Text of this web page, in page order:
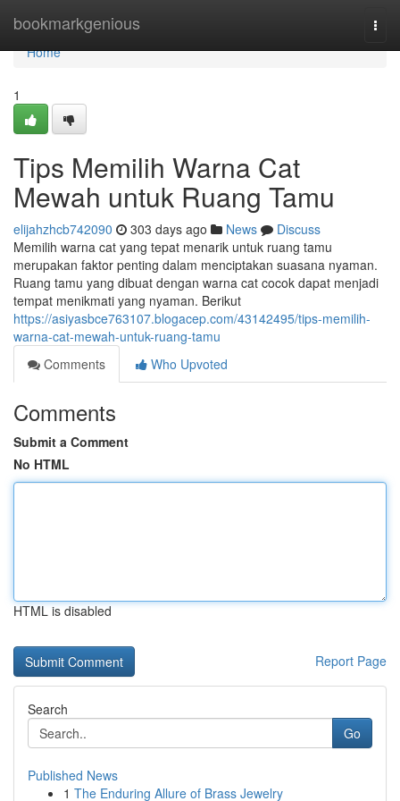
bookmarkgenious
Home
Home
1
Tips Memilih Warna Cat
Mewah untuk Ruang Tamu
elijahzhcb742090 303 days ago News
Discuss
Memilih warna cat yang tepat menarik untuk ruang tamu
merupakan faktor penting dalam menciptakan suasana nyaman.
Ruang tamu yang dibuat dengan warna cat cocok dapat menjadi
tempat menikmati yang nyaman. Berikut
https://asiyasbce763107.blogacep.com/43142495/tips-memilih-
warna-cat-mewah-untuk-ruang-tamu
Comments
Who Upvoted
Comments
Submit a Comment
No HTML
HTML is disabled
Report Page
Search
Go
Published News
1 The Enduring Allure of Brass Jewelry